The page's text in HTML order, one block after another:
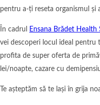
pentru a-ți reseta organismul și
În cadrul Ensana Brădet Health
vei descoperi locul ideal pentru
profita de super oferta de
lei/noapte, cazare cu
Te așteptăm să te lași în grija